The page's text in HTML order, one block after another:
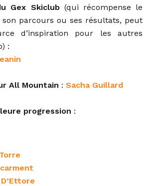
Gex Skiclub(qui récompense le
parcours ou ses résultats, peut
d’inspiration pour les autres
:
All Mountain : Sacha Guillard
progression :